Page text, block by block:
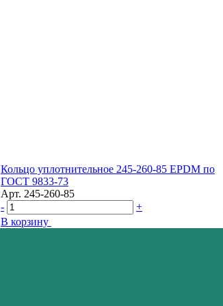
Кольцо уплотнительное 245-260-85 EPDM по
ГОСТ 9833-73
Арт. 245-260-85
-
+
В корзину